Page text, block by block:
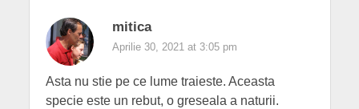
mitica
Aprilie 30, 2021 at 3:05 pm
Asta nu stie pe ce lume traieste. Aceasta
specie este un rebut, o greseala a naturii.